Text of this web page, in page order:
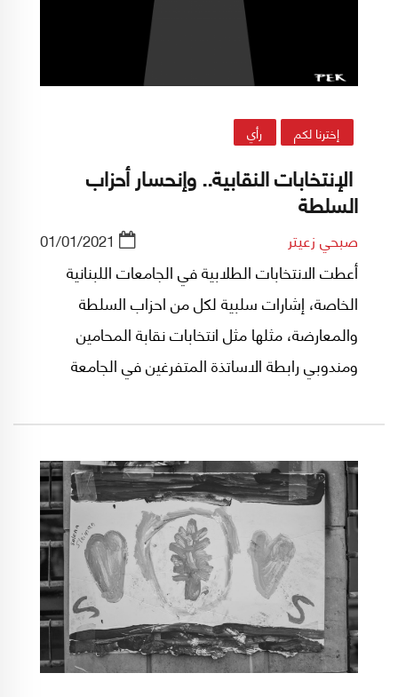
إخترنا لكم رأي
الإنتخابات النقابية.. وإنحسار أحزاب
السلطة
صبحي زعيتر 01/01/2021
أعطت الانتخابات الطلابية في الجامعات اللبنانية
الخاصة، إشارات سلبية لكل من احزاب السلطة
والمعارضة، مثلها مثل انتخابات نقابة المحامين
ومندوبي رابطة الاساتذة المتفرغين في الجامعة
والأطر والخطاب، بعدما باتت طروحات معظم هذه
الأحزاب بضاعة بائرة لا تجد من يشتريها.